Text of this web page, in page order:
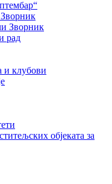
Зворник
рад
и клубови
објеката за